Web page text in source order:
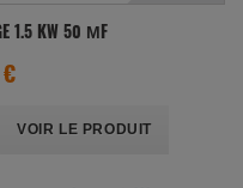
1.5 KW 50 ΜF
€
VOIR LE PRODUIT